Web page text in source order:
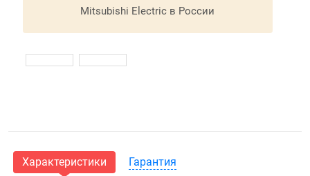
Mitsubishi Electric в России
Характеристики Гарантия